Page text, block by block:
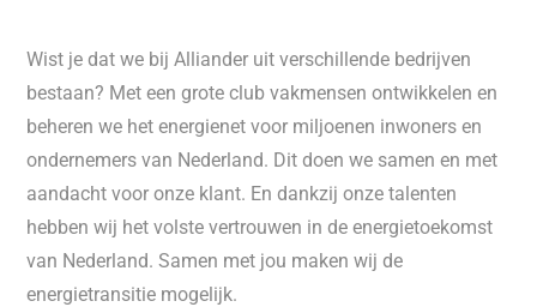
Wist je dat we bij Alliander uit verschillende bedrijven
bestaan? Met een grote club vakmensen ontwikkelen en
beheren we het energienet voor miljoenen inwoners en
ondernemers van Nederland. Dit doen we samen en met
aandacht voor onze klant. En dankzij onze talenten
hebben wij het volste vertrouwen in de energietoekomst
van Nederland. Samen met jou maken wij de
energietransitie mogelijk.